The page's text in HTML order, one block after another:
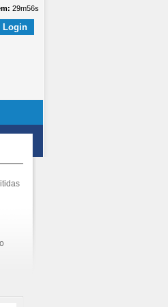
29m56s
Login